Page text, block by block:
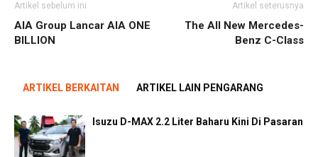
Artikel sebelum ini
AIA Group Lancar AIA ONE
BILLION
Artikel seterusnya
The All New Mercedes-
Benz C-Class
ARTIKEL BERKAITAN ARTIKEL LAIN PENGARANG
Isuzu D-MAX 2.2 Liter Baharu Kini Di Pasaran